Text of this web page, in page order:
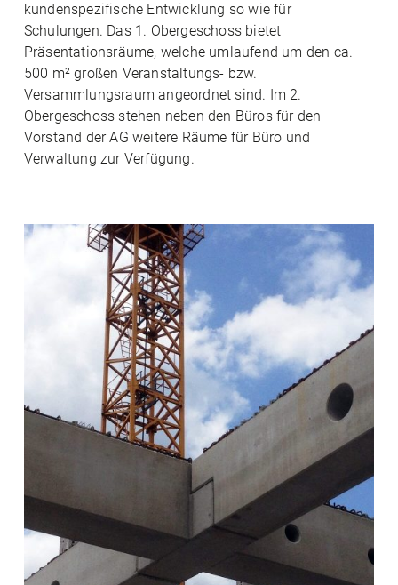
kundenspezifische Entwicklung so wie für
Schulungen. Das 1. Obergeschoss bietet
Präsentationsräume, welche umlaufend um den ca.
500 m² großen Veranstaltungs- bzw.
Versammlungsraum angeordnet sind. Im 2.
Obergeschoss stehen neben den Büros für den
Vorstand der AG weitere Räume für Büro und
Verwaltung zur Verfügung.